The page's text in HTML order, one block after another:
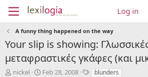
Log in
A funny thing happened on the way
Your slip is showing:
μεταφραστικές γκάφες (και
T
nickel
S
Feb 28, 2008
Tblunders